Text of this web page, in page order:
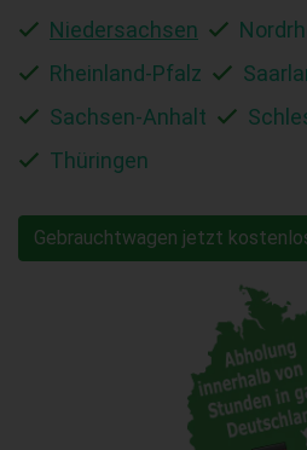
Niedersachsen
Rheinland-Pfalz
Sachsen-Anhalt
Thüringen
Gebrauchtwagen jetzt